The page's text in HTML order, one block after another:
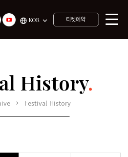
KOR 티켓예약
History.
Festival History